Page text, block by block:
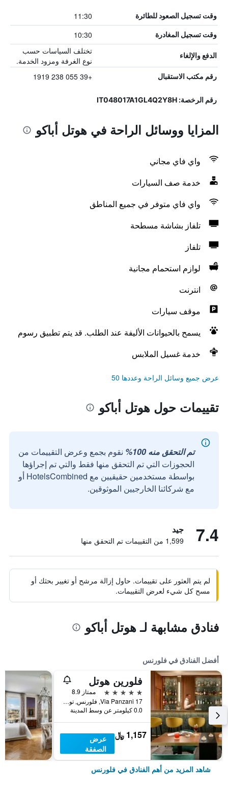
وقت تسجيل الصعود للطائرة 11:30
وقت تسجيل المغادرة 10:30
الدفع والإلغاء
تختلف السياسات حسب
نوع الغرفة ومزود الخدمة.
رقم مكتب الاستقبال +39 055 238 1919
رقم الرخصة: IT048017A1GL4Q2Y8H
المزايا ووسائل الراحة في هوتل أباكو
واي فاي مجاني
خدمة صف السيارات
واي فاي متوفر في جميع المناطق
تلفاز بشاشة مسطحة
تلفاز
لوازم استحمام مجانية
انترنت
موقف سيارات
يسمح بالحيوانات الأليفة عند الطلب. قد يتم تطبيق رسوم
خدمة غسيل الملابس
عرض جميع وسائل الراحة وعددها 50
تقييمات حول هوتل أباكو
تم التحقق منه 100%
نقوم بجمع وعرض التقييمات من
الحجوزات التي تم التحقق منها فقط والتي تم إجراؤها
بواسطة مستخدمين حقيقيين مع HotelsCombined أو
مع شركائنا الخارجيين الموثوقين.
7.4 جيد
1,599 من التقييمات تم التحقق منها
لم يتم العثور على تقييمات. حاول إزالة مرشح أو تغيير بحثك أو
مسح كل شيء لعرض التقييمات.
فنادق مشابهة لـ هوتل أباكو
أفضل الفنادق في فلورنس
فلورين هوتل
5 نجوم
ممتاز 8.9
17 Via Panzani, فلورنس, توسكانا, إيطاليا
0.0 كيلومتر عن وسط المدينة
1,157 ﷼
عرض
الصفقة
شاهد المزيد من أهم الفنادق في فلورنس